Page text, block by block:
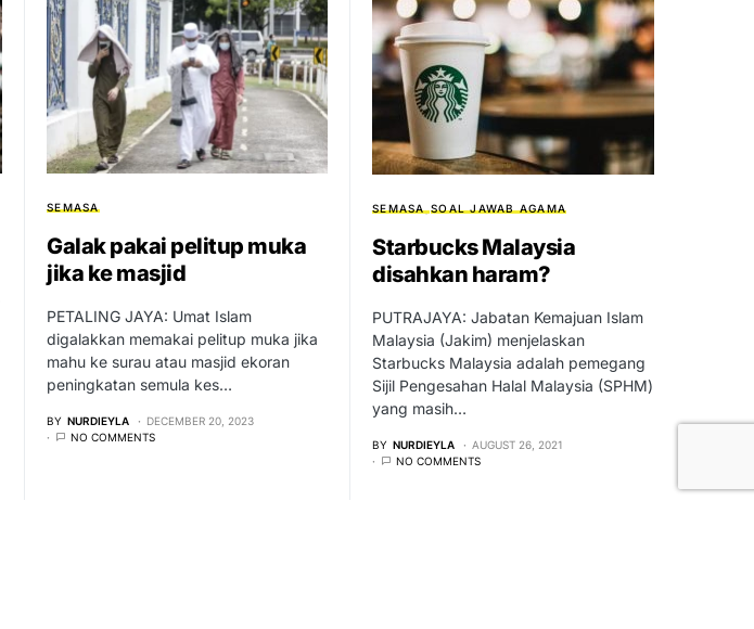
SEMASA
Galak pakai pelitup muka
jika ke masjid
PETALING JAYA: Umat Islam
digalakkan memakai pelitup muka jika
mahu ke surau atau masjid ekoran
peningkatan semula kes…
BY NURDIEYLA
DECEMBER 20, 2023
NO COMMENTS
SEMASA SOAL JAWAB AGAMA
Starbucks Malaysia
disahkan haram?
PUTRAJAYA: Jabatan Kemajuan Islam
Malaysia (Jakim) menjelaskan
Starbucks Malaysia adalah pemegang
Sijil Pengesahan Halal Malaysia (SPHM)
yang masih…
BY NURDIEYLA
AUGUST 26, 2021
NO COMMENTS